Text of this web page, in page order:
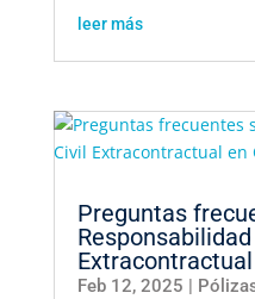
leer más
Preguntas
Feb 12, 2025 |